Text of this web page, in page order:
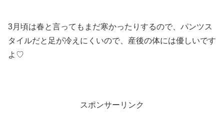
3月頃は春と言ってもまだ寒かったりするので、パンツス
タイルだと足が冷えにくいので、産後の体には優しいです
よ♡
スポンサーリンク